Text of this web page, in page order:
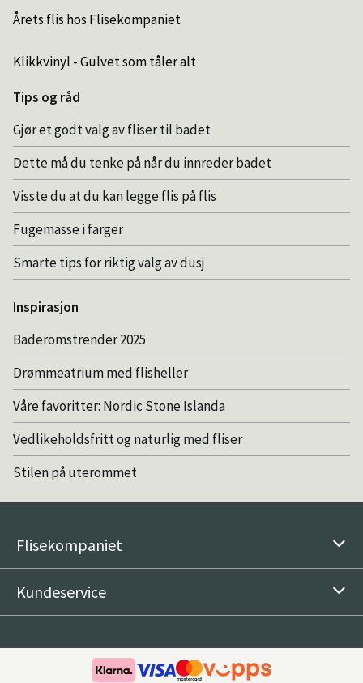
Årets flis hos Flisekompaniet
Klikkvinyl - Gulvet som tåler alt
Tips og råd
Gjør et godt valg av fliser til badet
Dette må du tenke på når du innreder badet
Visste du at du kan legge flis på flis
Fugemasse i farger
Smarte tips for riktig valg av dusj
Inspirasjon
Baderomstrender 2025
Drømmeatrium med flisheller
Våre favoritter: Nordic Stone Islanda
Vedlikeholdsfritt og naturlig med fliser
Stilen på uterommet
Flisekompaniet
Kundeservice